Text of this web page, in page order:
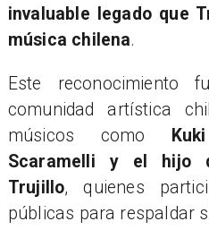
invaluable legado que
música chilena.
Este reconocimiento
comunidad artística
músicos como
Scaramelli y el hijo
Trujillo, quienes
públicas para respaldar